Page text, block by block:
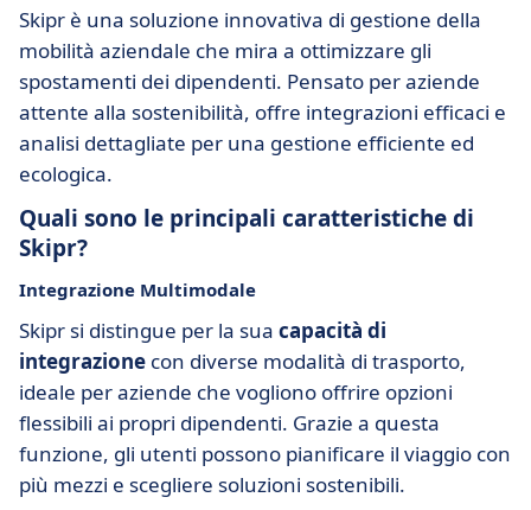
Skipr è una soluzione innovativa di gestione della
mobilità aziendale che mira a ottimizzare gli
spostamenti dei dipendenti. Pensato per aziende
attente alla sostenibilità, offre integrazioni efficaci e
analisi dettagliate per una gestione efficiente ed
ecologica.
Quali sono le principali caratteristiche di
Skipr?
Integrazione Multimodale
Skipr si distingue per la sua capacità di
integrazione con diverse modalità di trasporto,
ideale per aziende che vogliono offrire opzioni
flessibili ai propri dipendenti. Grazie a questa
funzione, gli utenti possono pianificare il viaggio con
più mezzi e scegliere soluzioni sostenibili.